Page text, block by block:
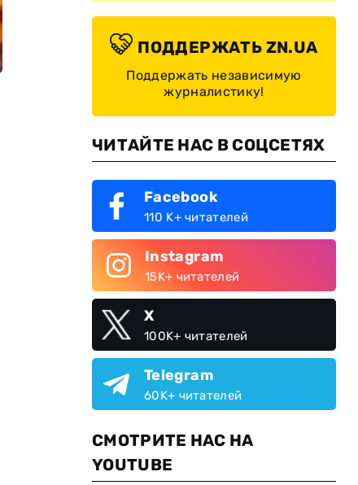
ПОДДЕРЖАТЬ ZN.UA
Поддержать независимую
журналистику!
ЧИТАЙТЕ НАС В СОЦСЕТЯХ
Facebook
110 K+ читателей
Instagram
15K+ читателей
X
100K+ читателей
Telegram
60K+ читателей
СМОТРИТЕ НАС НА
YOUTUBE